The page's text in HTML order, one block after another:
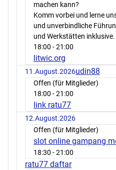
machen kann?
Komm vorbei und lerne
und unverbindliche
und Werkstätten inklusive.
18:00 - 21:00
litwic.org
11.August.2026udin88
Offen (für Mitglieder)
18:00 - 21:00
link ratu77
12.August.2026
Offen (für Mitglieder)
slot online gampang
18:30 - 21:00
ratu77 daftar